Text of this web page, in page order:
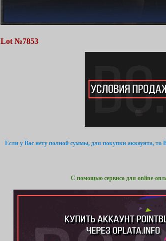
Lot №7853
Если у Вас нету полной суммы, для покупки аккаунта,
С помощью сервиса для online-